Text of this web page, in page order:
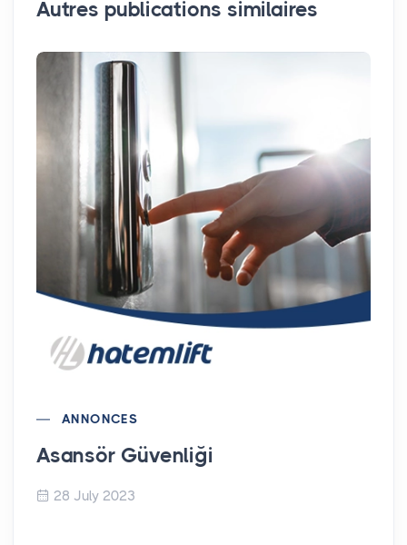
Autres publications similaires
ANNONCES
Asansör Güvenliği
28 July 2023